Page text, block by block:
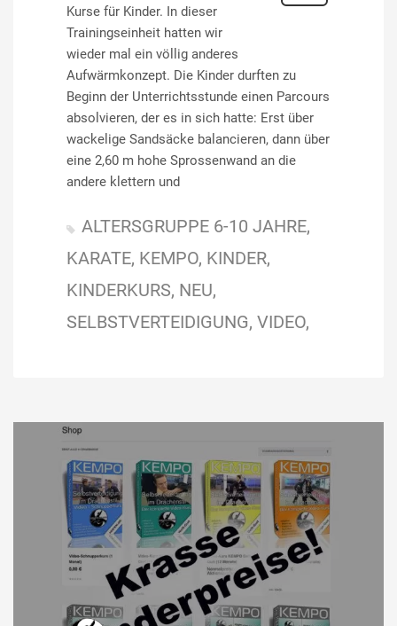
Kurse für Kinder. In dieser
Trainingseinheit hatten wir
wieder mal ein völlig anderes
Aufwärmkonzept. Die Kinder durften zu
Beginn der Unterrichtsstunde einen Parcours
absolvieren, der es in sich hatte: Erst über
wackelige Sandsäcke balancieren, dann über
eine 2,60 m hohe Sprossenwand an die
andere klettern und
ALTERSGRUPPE 6-10 JAHRE
KARATE KEMPO KINDER
KINDERKURS NEU
SELBSTVERTEIDIGUNG VIDEO